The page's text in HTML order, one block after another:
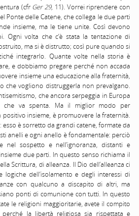
(cfr Ger 29, 11). Vorrei riprendere con
Ponte delle Catene, che collega le due parti
insieme, ma le tiene unite. Così devono
Ogni volta che c’è stata la tentazione di
ma si è distrutto; così pure quando si
integrarlo. Quante volte nella storia è
e dobbiamo pregare perché non accada
insieme una educazione alla fraternità,
che vogliono distruggerla non prevalgano.
che ancora serpeggia in Europa
che va spenta. Ma il miglior modo per
insieme, è promuovere la fraternità.
esso è sorretto da grandi catene, formate da
anelli e ogni anello è fondamentale: perciò
nel sospetto e nell’ignoranza, distanti e
due parti. In questo senso richiama il
Scrittura, di alleanza. Il Dio dell’alleanza ci
dell’isolamento e degli interessi di
con qualcuno a discapito di altri, ma
ponti di comunione con tutti. In questo
le religioni maggioritarie, avete il compito
la libertà religiosa sia rispettata e